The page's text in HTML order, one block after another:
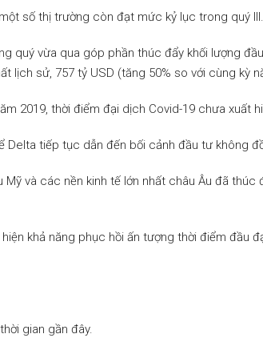
số thị trường còn đạt mức kỷ lục trong quý III.
quý vừa qua góp phần thúc đẩy khối lượng
lịch sử, 757 tỷ USD (tăng 50% so với cùng kỳ
2019, thời điểm đại dịch Covid-19 chưa xuất
Delta tiếp tục dẫn đến bối cảnh đầu tư không
Mỹ và các nền kinh tế lớn nhất châu Âu đã
khả năng phục hồi ấn tượng thời điểm đầu
gian gần đây.